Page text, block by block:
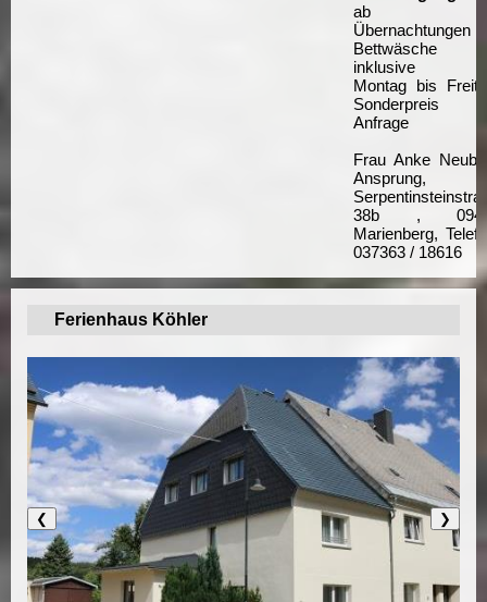
ab
Übernachtungen
Bettwäsche
inklusive
Montag bis
Sonderpreis
Anfrage
Frau Anke
Ansprung,
38b ,
Marienberg,
037363 / 18616
Ferienhaus Köhler
❮ ❯